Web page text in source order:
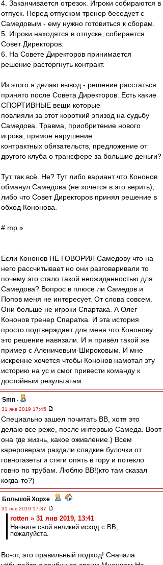
4. Заканчивается отрезок. Игроки собираются в
отпуск. Перед отпуском тренер беседует с
Самедовым - ему нужно готовиться к сборам.
5. Игроки находятся в отпуске, собирается
Совет Директоров.
6. На Совете Директоров принимается
решение расторгнуть контракт.
Из этого я делаю вывод - решение расстаться
принято после Совета Директоров. Есть какие
СПОРТИВНЫЕ вещи которые
повлияли за этот короткий эпизод на судьбу
Самедова. Травма, приобритение нового
игрока, прямое нарушение
контрактных обязательств, предложение от
другого клуба о трансфере за большие деньги?
Тут так всё. Не? Тут либо вариант что Кононов
обманул Самедова (не хочется в это верить),
либо что Совет Директоров принял решение в
обход Кононова.
# mp »
Если Кононов НЕ ГОВОРИЛ Самедову что на
него расcчитывает но они разговаривали то
почему это стало такой неожиданностью для
Самедова? Вопрос в плюсе ли Самедов и
Попов меня не интересует. От слова совсем.
Они больше не игроки Спартака. А Олег
Кононов тренер Спаратка. И эта история
просто подтверждает для меня что Кононову
это решение навязали. И я привёл такой же
пример с Аленичевым-Широковым. И мне
искренне хочется чтобы Кононов намотал эту
историю на ус и смог привести команду к
достойным результатам.
Smn -
31 янв 2019 17:45
Специально зашел почитать ВВ, хотя это
делаю все реже, после интервью Самеда. Воот
она где жизнь, какое оживление.) Всем
карероверам раздали сладкие булочки от
говногазеты и стяги опять в гору и потекло
говно по трубам. Люблю ВВ!(кто там сказал
когда-то?)
Большой Хорхе -
31 янв 2019 17:37
rotten » 31 янв 2019, 13:41
Начните свой великий исход с ВВ,
пожалуйста.
Во-от, это правильный подход! Сначала